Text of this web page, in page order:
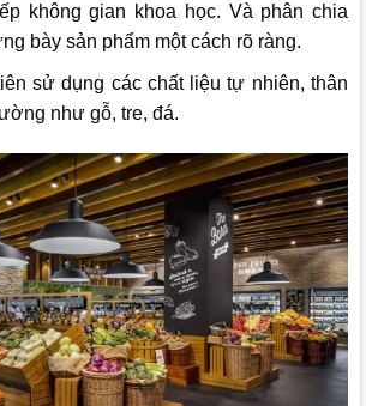
không gian khoa học. Và phân chia
bày sản phẩm một cách rõ ràng.
sử dụng các chất liệu tự nhiên, thân
như gỗ, tre, đá.